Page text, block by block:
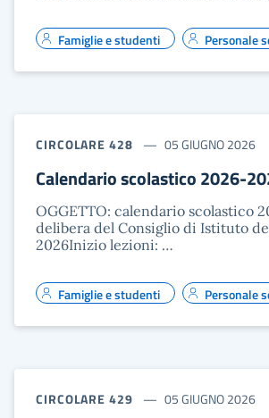
Famiglie e studenti Personale
CIRCOLARE 428 05 GIUGNO 2026
Calendario scolastico 2026-
OGGETTO: calendario scolastico
delibera del Consiglio di Istituto
2026Inizio lezioni: …
Famiglie e studenti Personale
CIRCOLARE 429 05 GIUGNO 2026